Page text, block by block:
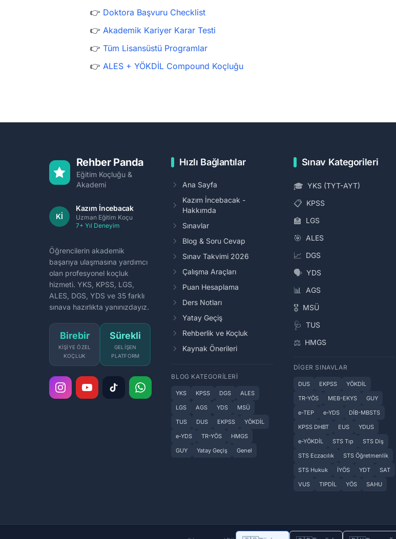
👉 Doktora Başvuru Checklist
👉 Akademik Kariyer Karar Testi
👉 Tüm Lisansüstü Programlar
👉 ALES + YÖKDİL Compound Koçluğu
Rehber Panda
Eğitim Koçluğu &
Akademi
Kİ
Kazım İncebacak
Uzman Eğitim Koçu
7+ Yıl Deneyim
Öğrencilerin akademik
başarıya ulaşmasına yardımcı
olan profesyonel koçluk
hizmeti. YKS, KPSS, LGS,
ALES, DGS, YDS ve 35 farklı
sınava hazırlıkta yanınızdayız.
Birebir
KIŞIYE ÖZEL
KOÇLUK
Sürekli
GELIŞEN
PLATFORM
Hızlı Bağlantılar
Ana Sayfa
Kazım İncebacak -
Hakkımda
Sınavlar
Blog & Soru Cevap
Sınav Takvimi 2026
Çalışma Araçları
Puan Hesaplama
Ders Notları
Yatay Geçiş
Rehberlik ve Koçluk
Kaynak Önerileri
BLOG KATEGORILERI
YKS KPSS DGS
ALES
LGS
AGS YDS
MSÜ
TUS
DUS EKPSS
YÖKDİL
e-YDS
TR-YÖS
HMGS
GUY
Yatay Geçiş Genel
Sınav Kategorileri
🎓 YKS (TYT-AYT)
📋 KPSS
🏫 LGS
🎯 ALES
📈 DGS
🗣️ YDS
📊 AGS
🎖️ MSÜ
🩺 TUS
⚖️ HMGS
DIGER SINAVLAR
DUS EKPSS
YÖKDİL
TR-YÖS
MEB-EKYS
GUY
e-TEP
e-YDS
DİB-MBSTS
KPSS DHBT
EUS
YDUS
e-YÖKDİL
STS Tıp
STS Diş
STS Eczacılık
STS Öğretmenlik
STS Hukuk
İYÖS YDT
SAT
VUS
TIPDİL YÖS SAHU